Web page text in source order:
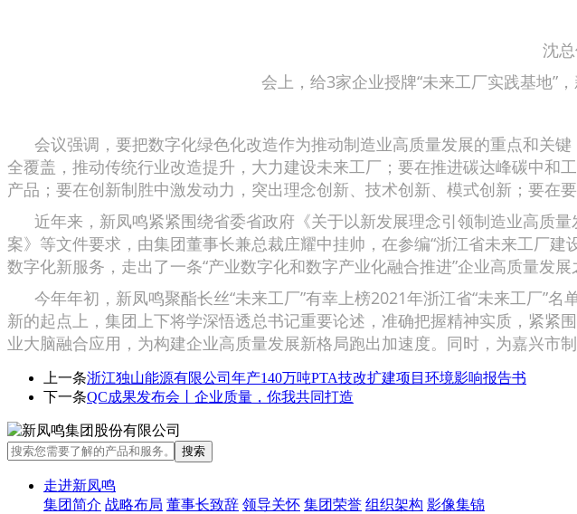
沈总
会上，给3家企业授牌“未来工厂实践基地”，
会议强调，要把数字化绿色化改造作为推动制造业高质量发展的重点和关键
全覆盖，推动传统行业改造提升，大力建设未来工厂；要在推进碳达峰碳中
产品；要在创新制胜中激发动力，突出理念创新、技术创新、模式创新；要在
近年来，新凤鸣紧紧围绕省委省政府《关于以新发展理念引领制造业高质量
案》等文件要求，由集团董事长兼总裁庄耀中挂帅，在参编“浙江省未来工厂
数字化新服务，走出了一条“产业数字化和数字产业化融合推进”企业高质量发展
今年年初，新凤鸣聚酯长丝“未来工厂”有幸上榜2021年浙江省“未来工厂”名
新的起点上，集团上下将学深悟透总书记重要论述，准确把握精神实质，紧紧
业大脑融合应用，为构建企业高质量发展新格局跑出加速度。同时，为嘉兴市制
上一条浙江独山能源有限公司年产140万吨PTA技改扩建项目环境影响报告书
下一条QC成果发布会丨企业质量，你我共同打造
走进新凤鸣
集团简介 战略布局 董事长致辞 领导关怀 集团荣誉 组织架构 影像集锦